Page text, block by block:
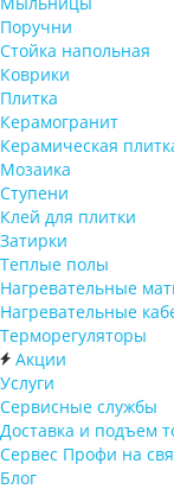
Поручни
Стойка напольная
Коврики
Плитка
Керамогранит
Керамическая
Мозаика
Ступени
Клей для плитки
Затирки
Теплые полы
Нагревательные
Нагревательные
Терморегуляторы
Акции
Услуги
Сервисные службы
Доставка и подъем
Сервес Профи на
Блог